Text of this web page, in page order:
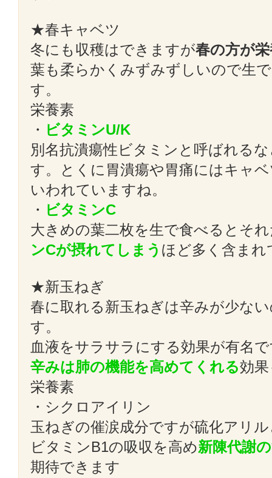
★春キャベツ
冬にも収穫はできますが春の方が
葉も柔らかくみずみずしいので生
す。
栄養素
・ ビタミンU/K
別名抗潰瘍性ビタミンと呼ばれる
す。とくに胃潰瘍や胃痛にはキャ
いわれていますね。
・ ビタミンC
大きめの葉二枚を生で食べるとそ
ンCが摂れてしまう ほど多く含ま
★新玉ねぎ
春に取れる新玉ねぎは辛みが少な
す。
血液をサラサラにする効果が有名
辛みは肺の機能を高めてくれる効
栄養素
・シクロアイリン
玉ねぎの催涙成分ですが硫化アリ
ビタミンB1の吸収を高め新陳代謝
期待できます